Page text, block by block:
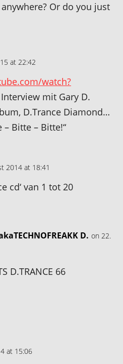
Or do you just
at 22:42
watch?
Interview mit Gary D.
D.Trance Diamond…
– Bitte – Bitte!“
2014 at 18:41
cd‘ van 1 tot 20
D. on 22.
D.TRANCE 66
at 15:06